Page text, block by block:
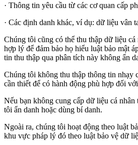
· Thông tin yêu cầu từ các cơ quan cấp
· Các định danh khác, ví dụ: dữ liệu vân
Chúng tôi cũng có thể thu thập dữ liệu
hợp lý để đảm bảo họ hiểu luật bảo mật
tin thu thập qua phân tích này không ẩn
Chúng tôi không thu thập thông tin nhạy
cần thiết để có hành động phù hợp đối
Nếu bạn không cung cấp dữ liệu cá
tôi ẩn danh hoặc dùng bí danh.
Ngoài ra, chúng tôi hoạt động theo luật
khu vực pháp lý đó theo luật bảo vệ dữ